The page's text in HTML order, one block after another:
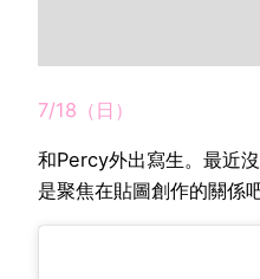
7/18（日）
和Percy外出寫生。最近
是聚焦在貼圖創作的關係吧